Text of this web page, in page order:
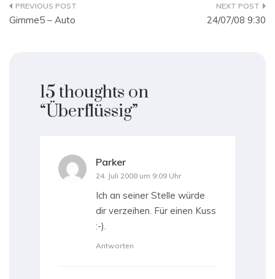
Beitragsnavigation
Gimme5 – Auto 24/07/08 9:30
15 thoughts on
“Überflüssig”
Parker
24. Juli 2008 um 9:09 Uhr
Ich an seiner Stelle würde
dir verzeihen. Für einen Kuss
:-).
Antworten